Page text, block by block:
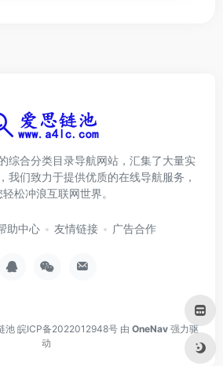
综合分类目录导航网站，汇集了大量实
我们致力于提供优质的在线导航服务，
松冲浪互联网世界。
助中心 友情链接 广告合作
池 皖ICP备2022012948号 由 OneNav 强力驱
动